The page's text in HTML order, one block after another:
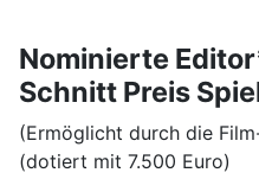
Nominierte
Schnitt Preis
(Ermöglicht durch die
(dotiert mit 7.500 Euro)